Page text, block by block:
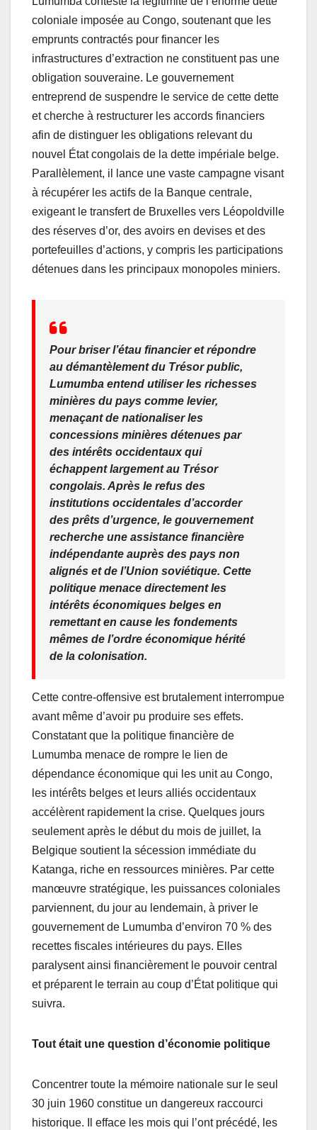
coloniale imposée au Congo, soutenant que les
emprunts contractés pour financer les
infrastructures d’extraction ne constituent pas une
obligation souveraine. Le gouvernement
entreprend de suspendre le service de cette dette
et cherche à restructurer les accords financiers
afin de distinguer les obligations relevant du
nouvel État congolais de la dette impériale belge.
Parallèlement, il lance une vaste campagne visant
à récupérer les actifs de la Banque centrale,
exigeant le transfert de Bruxelles vers Léopoldville
des réserves d’or, des avoirs en devises et des
portefeuilles d’actions, y compris les participations
détenues dans les principaux monopoles miniers.
Pour briser l’étau financier et répondre
au démantèlement du Trésor public,
Lumumba entend utiliser les richesses
minières du pays comme levier,
menaçant de nationaliser les
concessions minières détenues par
des intérêts occidentaux qui
échappent largement au Trésor
congolais. Après le refus des
institutions occidentales d’accorder
des prêts d’urgence, le gouvernement
recherche une assistance financière
indépendante auprès des pays non
alignés et de l’Union soviétique. Cette
politique menace directement les
intérêts économiques belges en
remettant en cause les fondements
mêmes de l’ordre économique hérité
de la colonisation.
Cette contre-offensive est brutalement interrompue
avant même d’avoir pu produire ses effets.
Constatant que la politique financière de
Lumumba menace de rompre le lien de
dépendance économique qui les unit au Congo,
les intérêts belges et leurs alliés occidentaux
accélèrent rapidement la crise. Quelques jours
seulement après le début du mois de juillet, la
Belgique soutient la sécession immédiate du
Katanga, riche en ressources minières. Par cette
manœuvre stratégique, les puissances coloniales
parviennent, du jour au lendemain, à priver le
gouvernement de Lumumba d’environ 70 % des
recettes fiscales intérieures du pays. Elles
paralysent ainsi financièrement le pouvoir central
et préparent le terrain au coup d’État politique qui
suivra.
Tout était une question d’économie politique
Concentrer toute la mémoire nationale sur le seul
30 juin 1960 constitue un dangereux raccourci
historique. Il efface les mois qui l’ont précédé, les